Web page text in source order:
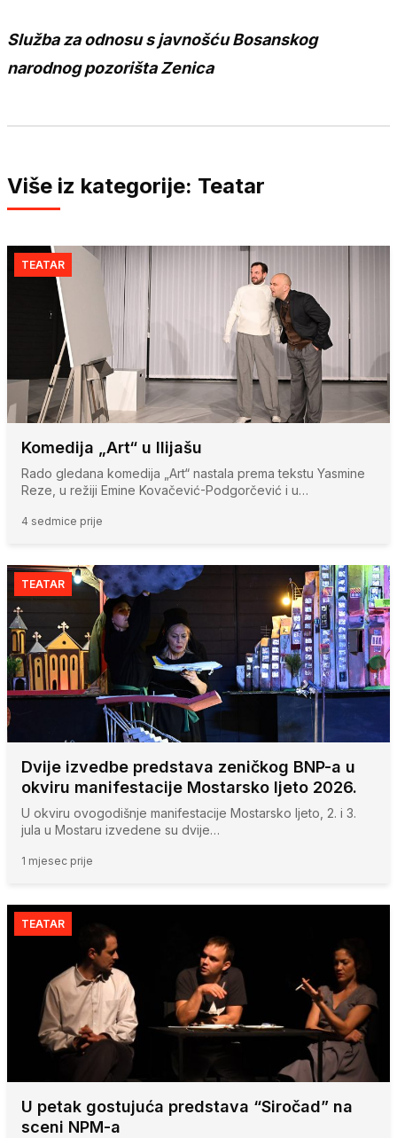
Služba za odnosu s javnošću Bosanskog
narodnog pozorišta Zenica
Više iz kategorije: Teatar
TEATAR
Komedija „Art“ u Ilijašu
Rado gledana komedija „Art“ nastala prema tekstu Yasmine
Reze, u režiji Emine Kovačević-Podgorčević i u…
4 sedmice prije
TEATAR
Dvije izvedbe predstava zeničkog BNP-a u
okviru manifestacije Mostarsko ljeto 2026.
U okviru ovogodišnje manifestacije Mostarsko ljeto, 2. i 3.
jula u Mostaru izvedene su dvije…
1 mjesec prije
TEATAR
U petak gostujuća predstava “Siročad” na
sceni NPM-a